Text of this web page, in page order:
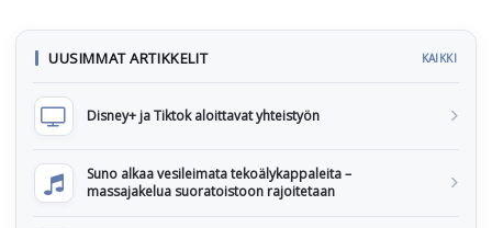
UUSIMMAT ARTIKKELIT KAIKKI
Disney+ ja Tiktok aloittavat yhteistyön
Suno alkaa vesileimata tekoälykappaleita –
massajakelua suoratoistoon rajoitetaan